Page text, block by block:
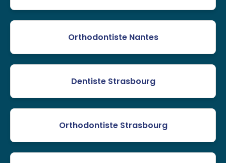
Orthodontiste Nantes
Dentiste Strasbourg
Orthodontiste Strasbourg